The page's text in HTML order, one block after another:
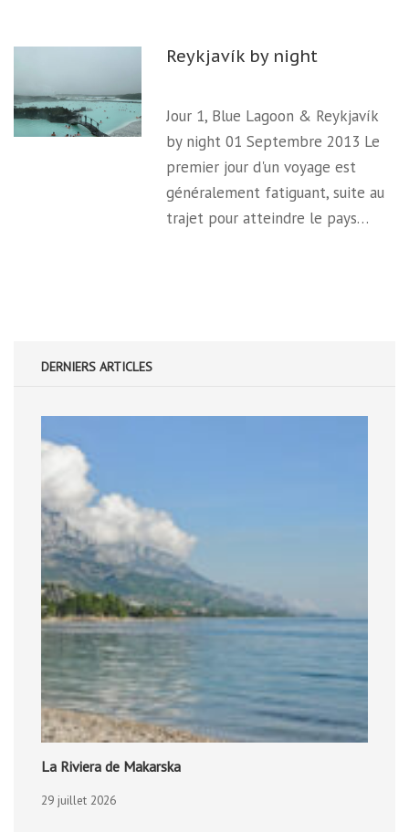
Reykjavík by night
Jour 1, Blue Lagoon & Reykjavík
by night 01 Septembre 2013 Le
premier jour d'un voyage est
généralement fatiguant, suite au
trajet pour atteindre le pays…
DERNIERS ARTICLES
La Riviera de Makarska
29 juillet 2026